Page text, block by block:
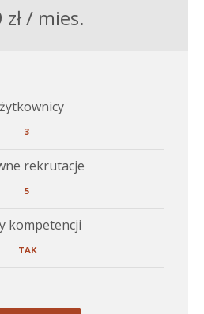
zł / mies.
3
rekrutacje
5
kompetencji
TAK